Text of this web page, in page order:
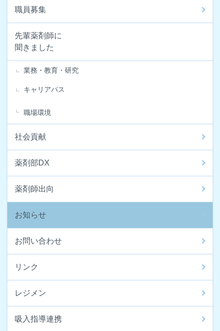
職員募集
先輩薬剤師に
聞きました
業務・教育・研究
キャリアパス
職場環境
社会貢献
薬剤部DX
薬剤師出向
お知らせ
お問い合わせ
リンク
レジメン
吸入指導連携